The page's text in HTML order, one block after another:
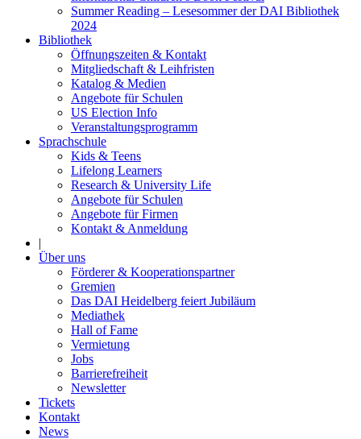
Summer Reading – Lesesommer der DAI Bibliothek
2024
Bibliothek
Öffnungszeiten & Kontakt
Mitgliedschaft & Leihfristen
Katalog & Medien
Angebote für Schulen
US Election Info
Veranstaltungsprogramm
Sprachschule
Kids & Teens
Lifelong Learners
Research & University Life
Angebote für Schulen
Angebote für Firmen
Kontakt & Anmeldung
|
Über uns
Förderer & Kooperationspartner
Gremien
Das DAI Heidelberg feiert Jubiläum
Mediathek
Hall of Fame
Vermietung
Jobs
Barrierefreiheit
Newsletter
Tickets
Kontakt
News